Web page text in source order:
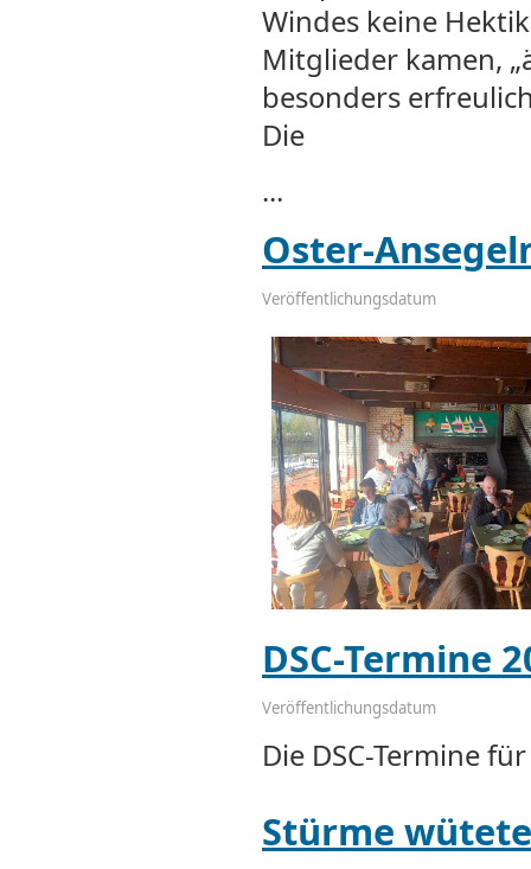
Windes keine
Mitglieder kamen,
besonders
Die
...
Oster-
Veröffentlichungsdatum
DSC-Termine
Veröffentlichungsdatum
Die DSC-Termine
Stürme